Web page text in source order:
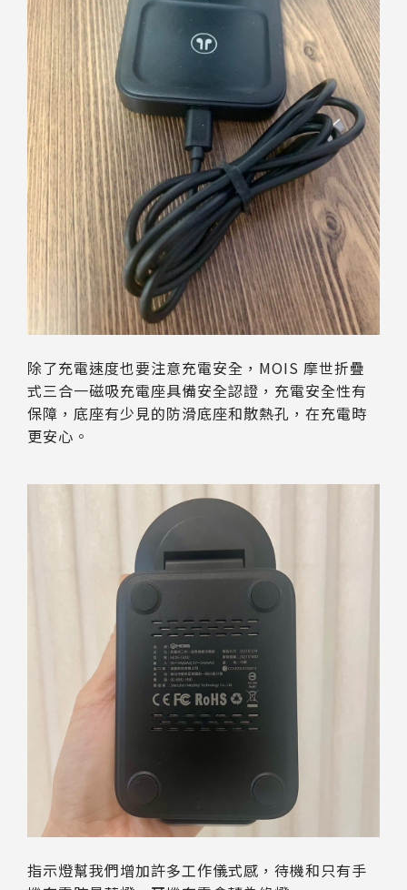
除了充電速度也要注意充電安全，MOIS 摩世折疊
式三合一磁吸充電座具備安全認證，充電安全性有
保障，底座有少見的防滑底座和散熱孔，在充電時
更安心。
指示燈幫我們增加許多工作儀式感，待機和只有手